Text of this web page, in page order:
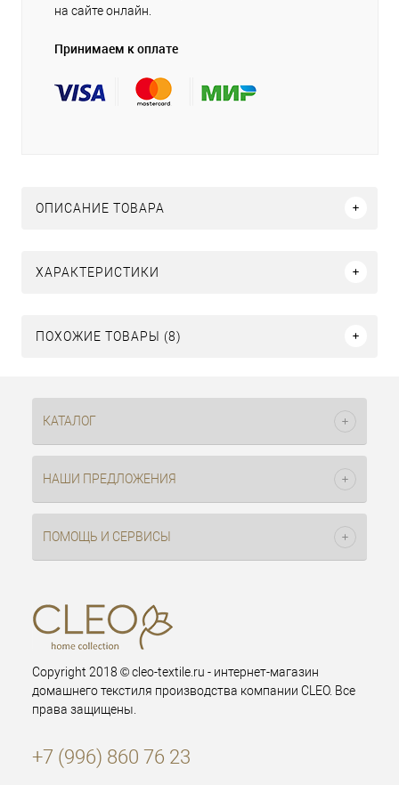
на сайте онлайн.
Принимаем к оплате
ОПИСАНИЕ ТОВАРА
ХАРАКТЕРИСТИКИ
ПОХОЖИЕ ТОВАРЫ (8)
КАТАЛОГ
НАШИ ПРЕДЛОЖЕНИЯ
ПОМОЩЬ И СЕРВИСЫ
Copyright 2018 © cleo-textile.ru - интернет-магазин
домашнего текстиля производства компании CLEO. Все
права защищены.
+7 (996) 860 76 23